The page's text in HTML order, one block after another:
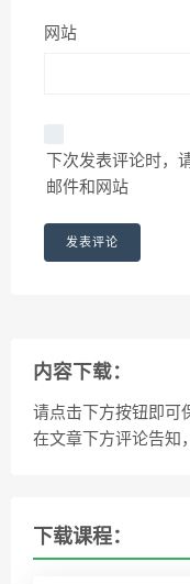
网站
下次发表评论时，
邮件和网站
内容下载：
请点击下方按钮即可
在文章下方评论告知
下载课程：